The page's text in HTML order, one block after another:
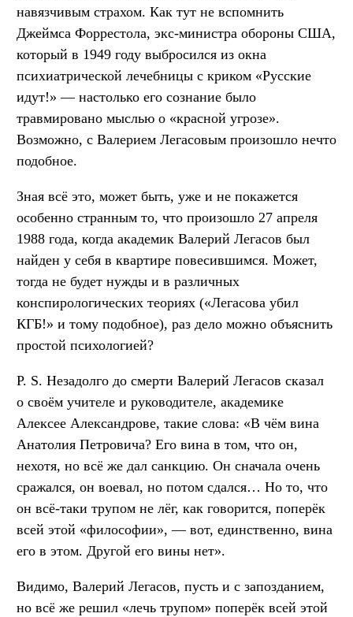
навязчивым страхом. Как тут не вспомнить
Джеймса Форрестола, экс-министра обороны США,
который в 1949 году выбросился из окна
психиатрической лечебницы с криком «Русские
идут!» — настолько его сознание было
травмировано мыслью о «красной угрозе».
Возможно, с Валерием Легасовым произошло нечто
подобное.
Зная всё это, может быть, уже и не покажется
особенно странным то, что произошло 27 апреля
1988 года, когда академик Валерий Легасов был
найден у себя в квартире повесившимся. Может,
тогда не будет нужды и в различных
конспирологических теориях («Легасова убил
КГБ!» и тому подобное), раз дело можно объяснить
простой психологией?
P. S. Незадолго до смерти Валерий Легасов сказал
о своём учителе и руководителе, академике
Алексее Александрове, такие слова: «В чём вина
Анатолия Петровича? Его вина в том, что он,
нехотя, но всё же дал санкцию. Он сначала очень
сражался, он воевал, но потом сдался… Но то, что
он всё-таки трупом не лёг, как говорится, поперёк
всей этой «философии», — вот, единственно, вина
его в этом. Другой его вины нет».
Видимо, Валерий Легасов, пусть и с запозданием,
но всё же решил «лечь трупом» поперёк всей этой